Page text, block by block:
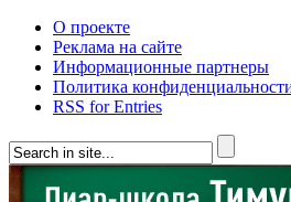
О проекте
Реклама на сайте
Информационные партнеры
Политика
RSS for Entries